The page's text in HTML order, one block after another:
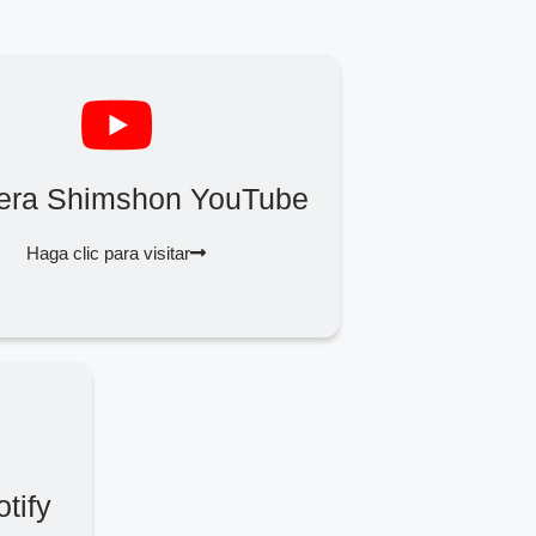
Shimshon YouTube
Haga clic para visitar